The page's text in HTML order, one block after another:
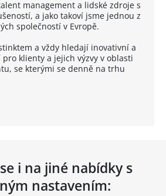
management a lidské zdroje s
a jako takoví jsme jednou z
společností v Evropě.
a vždy hledají inovativní a
klienty a jejich výzvy v oblasti
se kterými se denně na trhu
i na jiné nabídky s
nastavením: